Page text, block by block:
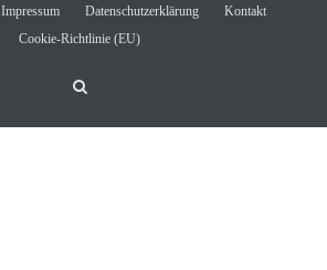
Impressum Datenschutzerklärung
Kontakt
Cookie-Richtlinie (EU)